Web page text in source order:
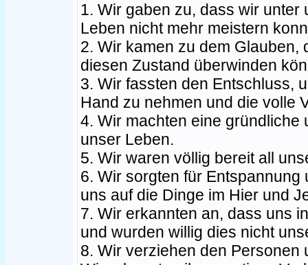
1. Wir gaben zu, dass wir
Leben nicht mehr meistern
2. Wir kamen zu dem
diesen Zustand überwinden
3. Wir fassten den Entschluss,
Hand zu nehmen und die volle
4. Wir machten eine
unser Leben.
5. Wir waren völlig bereit all
6. Wir sorgten für
uns auf die Dinge im Hier und
7. Wir erkannten an, dass uns
und wurden willig dies nicht
8. Wir verziehen den Personen